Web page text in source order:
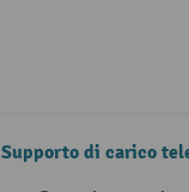
Supporto di carico